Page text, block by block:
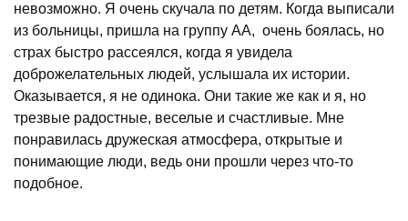
невозможно. Я очень скучала по детям. Когда выписали
из больницы, пришла на группу АА, очень боялась, но
страх быстро рассеялся, когда я увидела
доброжелательных людей, услышала их истории.
Оказывается, я не одинока. Они такие же как и я, но
трезвые радостные, веселые и счастливые. Мне
понравилась дружеская атмосфера, открытые и
понимающие люди, ведь они прошли через что-то
подобное.